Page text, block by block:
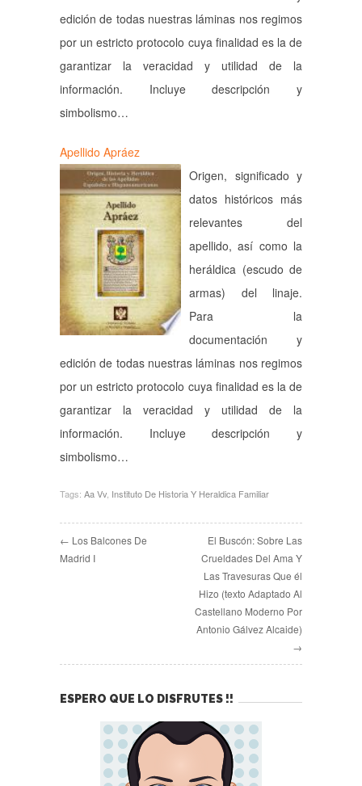
edición de todas nuestras láminas nos regimos
por un estricto protocolo cuya finalidad es la de
garantizar la veracidad y utilidad de la
información. Incluye descripción y
simbolismo…
Apellido Apráez
Origen, significado y
datos históricos más
relevantes del
apellido, así como la
heráldica (escudo de
armas) del linaje.
Para la
documentación y
edición de todas nuestras láminas nos regimos
por un estricto protocolo cuya finalidad es la de
garantizar la veracidad y utilidad de la
información. Incluye descripción y
simbolismo…
Tags: Aa Vv Instituto De Historia Y Heraldica Familiar
← Los Balcones De
Madrid I
El Buscón: Sobre Las
Crueldades Del Ama Y
Las Travesuras Que él
Hizo (texto Adaptado Al
Castellano Moderno Por
Antonio Gálvez Alcaide)
→
ESPERO QUE LO DISFRUTES !!